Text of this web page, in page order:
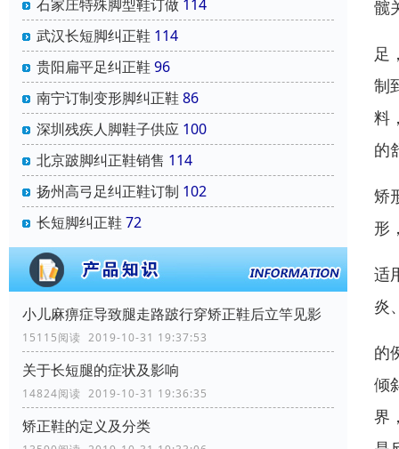
石家庄特殊脚型鞋订做 114
武汉长短脚纠正鞋 114
贵阳扁平足纠正鞋 96
南宁订制变形脚纠正鞋 86
深圳残疾人脚鞋子供应 100
北京跛脚纠正鞋销售 114
扬州高弓足纠正鞋订制 102
长短脚纠正鞋 72
小儿麻痹症导致腿走路跛行穿矫正鞋后立竿见影
15115阅读 2019-10-31 19:37:53
关于长短腿的症状及影响
14824阅读 2019-10-31 19:36:35
矫正鞋的定义及分类
髋
足
制
料
的
矫
形
适
炎
的
倾
界